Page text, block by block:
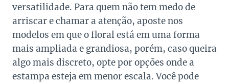
versatilidade. Para quem não tem medo de
arriscar e chamar a atenção, aposte nos
modelos em que o floral está em uma forma
mais ampliada e grandiosa, porém, caso queira
algo mais discreto, opte por opções onde a
estampa esteja em menor escala. Você pode